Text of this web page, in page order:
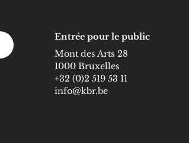
Entrée pour le public
Mont des Arts 28
1000 Bruxelles
+32 (0)2 519 53 11
info@kbr.be